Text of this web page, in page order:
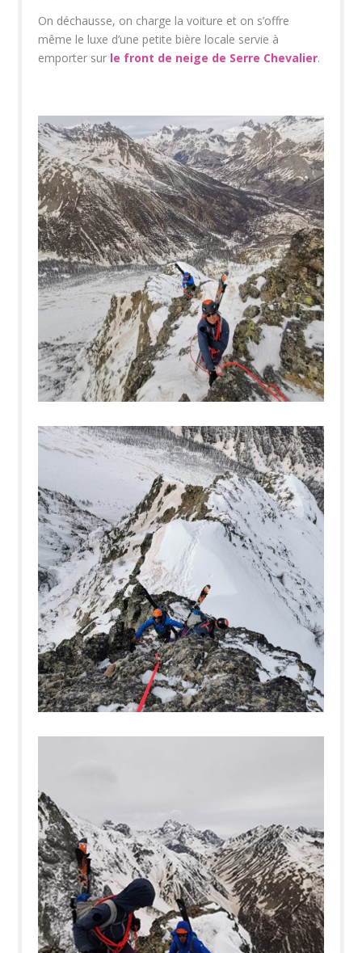
On déchausse, on charge la voiture et on s’offre
même le luxe d’une petite bière locale servie à
emporter sur le front de neige de Serre Chevalier.